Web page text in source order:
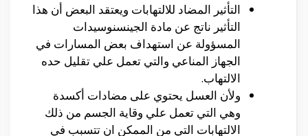
التأثير المضاد للالتهابات ويعتقد البعض أن هذا
التأثير ناتج عن مادة الجينسنوسيدات
المسؤولة عن استهداف بعض المسارات في
الجهاز المناعي والتي تعمل علي تقليل حده
الالتهاب.
ولأن العسل يحتوي على مضادات أكسدة
وهي التي تعمل علي وقاية الجسم من ذلك
الالتهابات التي من الممكن ان تتسبب في